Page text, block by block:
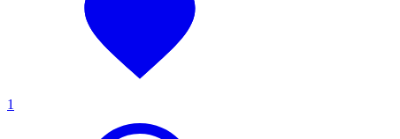
1